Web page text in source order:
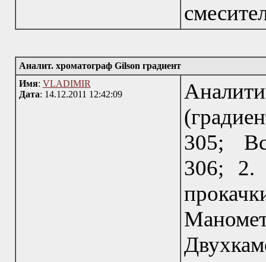
Аналит. хроматограф Gilson градиент
Имя: VLADIMIR
Дата: 14.12.2011 12:42:09
305;
306; 2.